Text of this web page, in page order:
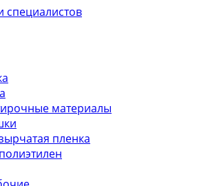
специалистов
материалы
пленка